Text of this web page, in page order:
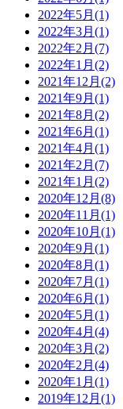
2022年5月 (1)
2022年3月 (1)
2022年2月 (7)
2022年1月 (2)
2021年12月 (2)
2021年9月 (1)
2021年8月 (2)
2021年6月 (1)
2021年4月 (1)
2021年2月 (7)
2021年1月 (2)
2020年12月 (8)
2020年11月 (1)
2020年10月 (1)
2020年9月 (1)
2020年8月 (1)
2020年7月 (1)
2020年6月 (1)
2020年5月 (1)
2020年4月 (4)
2020年3月 (2)
2020年2月 (4)
2020年1月 (1)
2019年12月 (1)